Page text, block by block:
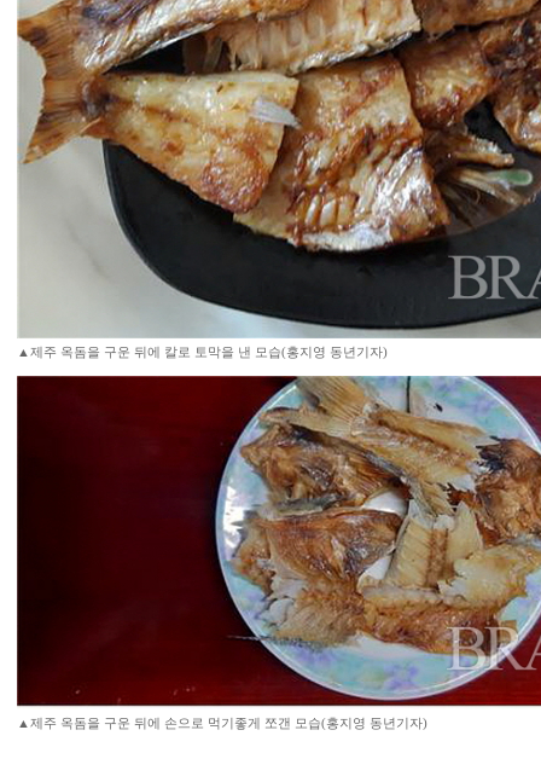
▲제주 옥돔을 구운 뒤에 칼로 토막을 낸 모습(홍지영 동년기자)
▲제주 옥돔을 구운 뒤에 손으로 먹기좋게 쪼갠 모습(홍지영 동년기자)